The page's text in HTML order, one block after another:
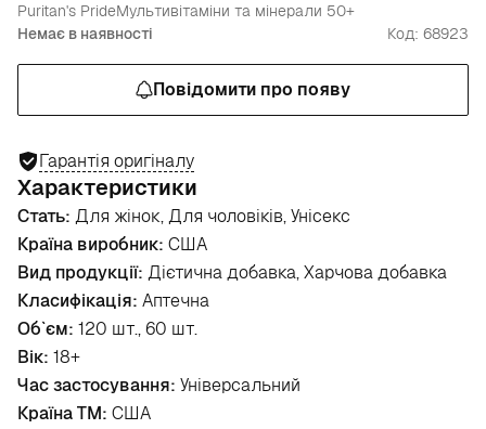
Puritan's PrideМультивітаміни та мінерали 50+
Немає в наявності
Код: 68923
Повідомити про появу
Гарантія оригіналу
Характеристики
Стать: Для жінок, Для чоловіків, Унісекс
Країна виробник: США
Вид продукції: Дієтична добавка, Харчова добавка
Класифікація: Аптечна
Об`єм: 120 шт., 60 шт.
Вік: 18+
Час застосування: Універсальний
Країна ТМ: США